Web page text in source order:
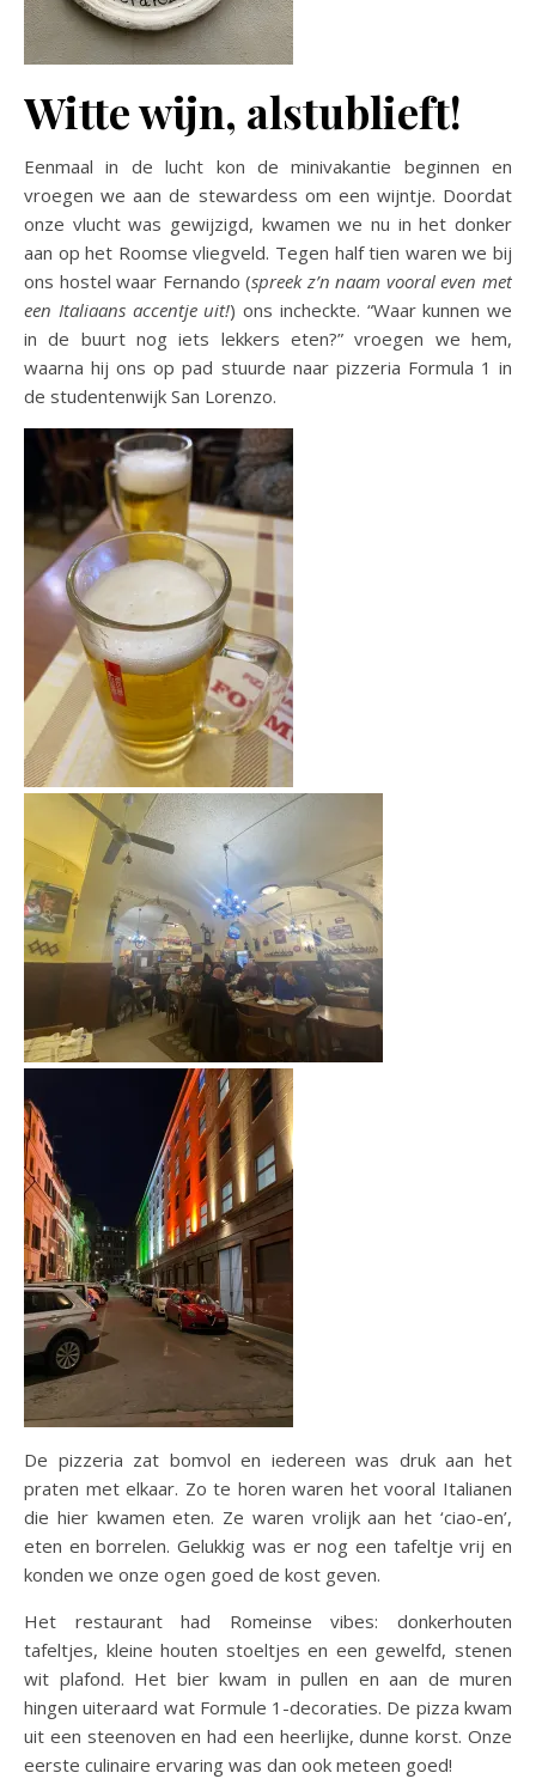
Witte wijn, alstublieft!
Eenmaal in de lucht kon de minivakantie beginnen en
vroegen we aan de stewardess om een wijntje. Doordat
onze vlucht was gewijzigd, kwamen we nu in het donker
aan op het Roomse vliegveld. Tegen half tien waren we bij
ons hostel waar Fernando (spreek z’n naam vooral even met
een Italiaans accentje uit!) ons incheckte. “Waar kunnen we
in de buurt nog iets lekkers eten?” vroegen we hem,
waarna hij ons op pad stuurde naar pizzeria Formula 1 in
de studentenwijk San Lorenzo.
De pizzeria zat bomvol en iedereen was druk aan het
praten met elkaar. Zo te horen waren het vooral Italianen
die hier kwamen eten. Ze waren vrolijk aan het ‘ciao-en’,
eten en borrelen. Gelukkig was er nog een tafeltje vrij en
konden we onze ogen goed de kost geven.
Het restaurant had Romeinse vibes: donkerhouten
tafeltjes, kleine houten stoeltjes en een gewelfd, stenen
wit plafond. Het bier kwam in pullen en aan de muren
hingen uiteraard wat Formule 1-decoraties. De pizza kwam
uit een steenoven en had een heerlijke, dunne korst. Onze
eerste culinaire ervaring was dan ook meteen goed!